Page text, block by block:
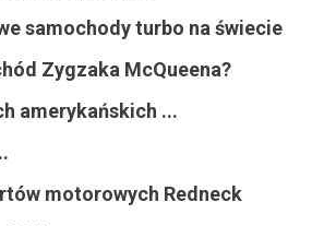
samochody turbo na świecie
Zygzaka McQueena?
amerykańskich ...
motorowych Redneck